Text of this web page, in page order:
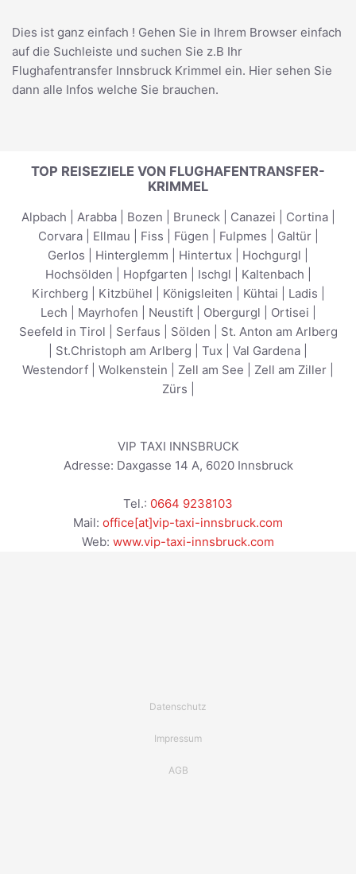
Dies ist ganz einfach ! Gehen Sie in Ihrem Browser einfach
auf die Suchleiste und suchen Sie z.B Ihr
Flughafentransfer Innsbruck Krimmel ein. Hier sehen Sie
dann alle Infos welche Sie brauchen.
TOP REISEZIELE VON FLUGHAFENTRANSFER-
KRIMMEL
Alpbach Arabba| Bozen Bruneck Canazei Cortina|
Corvara| Ellmau Fiss Fügen Fulpmes Galtür|
Gerlos
Hinterglemm Hintertux Hochgurgl
Hochsölden
Hopfgarten Ischgl Kaltenbach
Kirchberg
Kitzbühel Königsleiten Kühtai Ladis
Lech
Mayrhofen Neustift| Obergurgl Ortisei
Seefeld in Tirol
Serfaus Sölden
St. Anton am Arlberg
St.Christoph am Arlberg Tux Val Gardena
Westendorf
Wolkenstein Zell am See Zell am Ziller
Zürs
VIP TAXI INNSBRUCK
Adresse: Daxgasse 14 A, 6020 Innsbruck
Tel.: 0664 9238103
Mail: office[at]vip-taxi-innsbruck.com
Web: www.vip-taxi-innsbruck.com
Datenschutz
Impressum
AGB